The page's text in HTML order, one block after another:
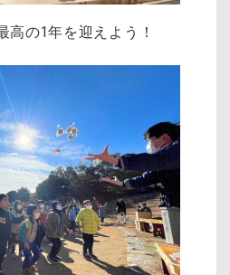
の1年を迎えよう！